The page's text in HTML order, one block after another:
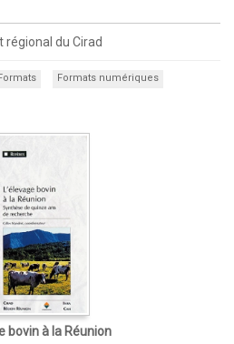
du Cirad
Formats numériques
bovin à la Réunion